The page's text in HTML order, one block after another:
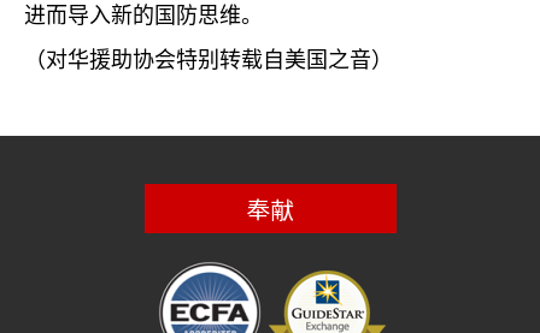
进而导入新的国防思维。
（对华援助协会特别转载自美国之音）
奉献